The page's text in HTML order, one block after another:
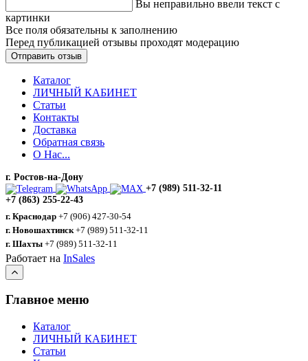
Вы неправильно ввели текст с
картинки
Все поля обязательны к заполнению
Перед публикацией отзывы проходят модерацию
Каталог
ЛИЧНЫЙ КАБИНЕТ
Статьи
Контакты
Доставка
Обратная связь
О Нас...
г. Ростов-на-Дону
+7 (989) 511-32-11
+7 (863) 255-22-43
г. Краснодар +7 (906) 427-30-54
г. Новошахтинск +7 (989) 511-32-11
г. Шахты +7 (989) 511-32-11
Работает на InSales
Главное меню
Каталог
ЛИЧНЫЙ КАБИНЕТ
Статьи